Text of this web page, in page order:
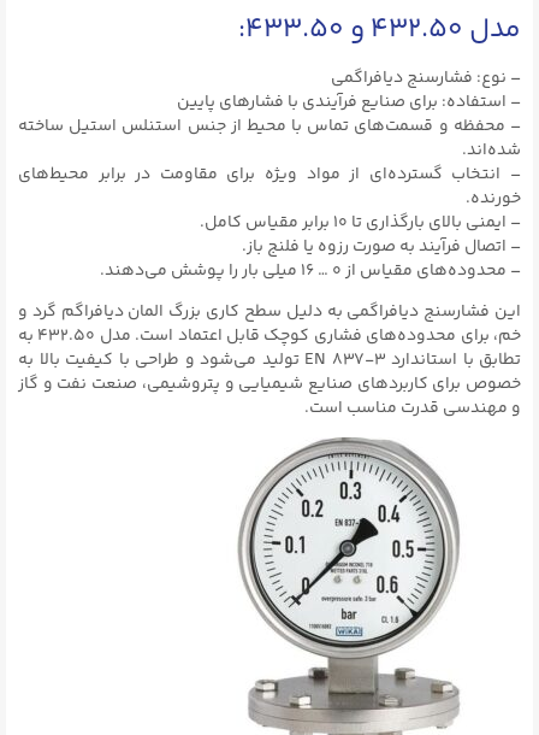
مدل‌ ۴۳۲.۵۰ و ۴۳۳.۵۰:
– نوع: فشارسنج دیافراگمی
– استفاده: برای صنایع فرآیندی با فشارهای پایین
– محفظه و قسمت‌های تماس با محیط از جنس استنلس استیل ساخته
شده‌اند.
– انتخاب گسترده‌ای از مواد ویژه برای مقاومت در برابر محیط‌های
خورنده.
– ایمنی بالای بارگذاری تا ۱۰ برابر مقیاس کامل.
– اتصال فرآیند به صورت رزوه یا فلنج باز.
– محدوده‌های مقیاس از ۰ … ۱۶ میلی بار را پوشش می‌دهند.
این فشارسنج دیافراگمی به دلیل سطح کاری بزرگ المان دیافراگم گرد و
خم، برای محدوده‌های فشاری کوچک قابل اعتماد است. مدل ۴۳۲.۵۰ به
تطابق با استاندارد EN ۸۳۷-۳ تولید می‌شود و طراحی با کیفیت بالا به
خصوص برای کاربردهای صنایع شیمیایی و پتروشیمی، صنعت نفت و گاز
و مهندسی قدرت مناسب است.